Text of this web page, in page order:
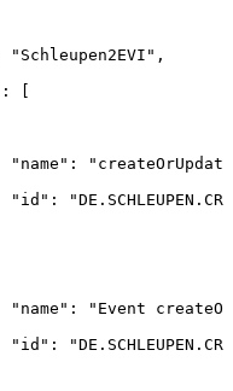
"Schleupen2EVI" ,
:
[
"name" :
"id" :
"name" : "Event
"id" :